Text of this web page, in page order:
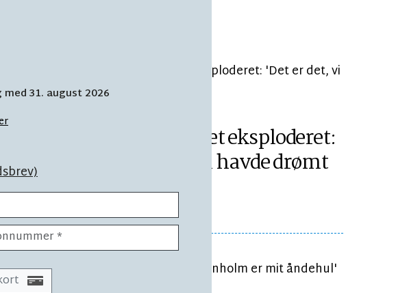
31. august 2026
Medlemstallet eksploderet:
'Det er det, vi havde drømt
om'